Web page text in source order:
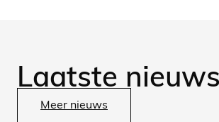
Laatste nieuws
Meer nieuws